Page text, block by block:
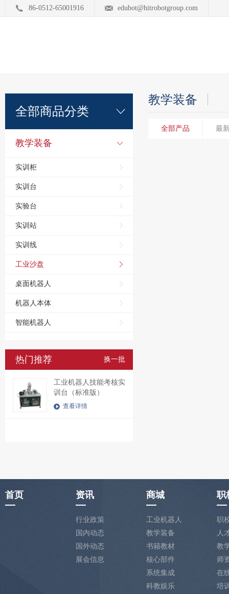
86-0512-65001916 edubot@hitrobotgroup.com
全部商品分类
教学装备
实训柜
实训台
实验台
实训站
实训线
工业沙盘
桌面机器人
机器人本体
智能机器人
热门推荐 换一批
工业机器人技能考核实
训台（标准版）
查看详情
教学装备
全部产品 最
首页 资讯
行业政策
国内动态
国外动态
展会信息
商城
工业机器人
教学装备
书籍教材
核心部件
系统集成
科教娱乐
职
职
人
教
师
在
培